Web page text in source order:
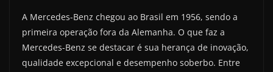
A Mercedes-Benz chegou ao Brasil em 1956, sendo a
primeira operação fora da Alemanha. O que faz a
Mercedes-Benz se destacar é sua herança de inovação,
qualidade excepcional e desempenho soberbo. Entre